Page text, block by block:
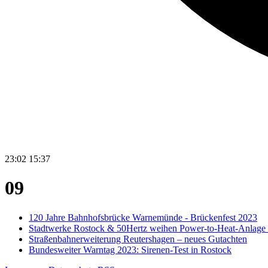
23:02 15:37
09
120 Jahre Bahnhofsbrücke Warnemünde - Brückenfest 2023
Stadtwerke Rostock & 50Hertz weihen Power-to-Heat-Anlage
Straßenbahnerweiterung Reutershagen – neues Gutachten
Bundesweiter Warntag 2023: Sirenen-Test in Rostock